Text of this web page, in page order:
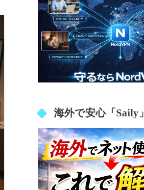
海外で安心「Saily」